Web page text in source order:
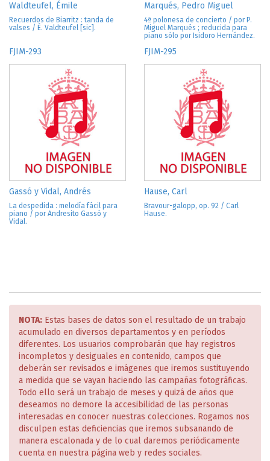
Waldteufel, Émile
Recuerdos de Biarritz : tanda de
valses / É. Valdteufel [sic].
Marqués, Pedro Miguel
4ª polonesa de concierto / por P.
Miguel Marqués ; reducida para
piano sólo por Isidoro Hernández.
FJIM-293
Gassó y Vidal, Andrés
La despedida : melodía fácil para
piano / por Andresito Gassó y
Vidal.
FJIM-295
Hause, Carl
Bravour-galopp, op. 92 / Carl
Hause.
NOTA: Estas bases de datos son el resultado de un trabajo
acumulado en diversos departamentos y en períodos
diferentes. Los usuarios comprobarán que hay registros
incompletos y desiguales en contenido, campos que
deberán ser revisados e imágenes que iremos sustituyendo
a medida que se vayan haciendo las campañas fotográficas.
Todo ello será un trabajo de meses y quizá de años que
deseamos no demore la accesibilidad de las personas
interesadas en conocer nuestras colecciones. Rogamos nos
disculpen estas deficiencias que iremos subsanando de
manera escalonada y de lo cual daremos periódicamente
cuenta en nuestra página web y redes sociales.